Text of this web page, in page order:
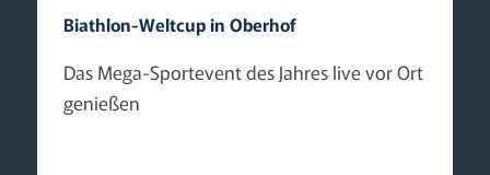
Biathlon-Weltcup in Oberhof
Das Mega-Sportevent des Jahres live vor Ort
genießen